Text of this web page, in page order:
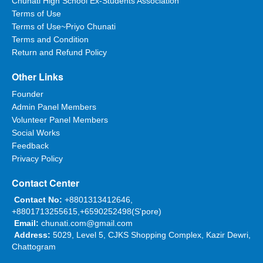
your the first post on the wall of Priyo Chunati
Forum.\n\nI also want to say thanks the designers of
chunati.com for creating such a forum through which we
are able to touch many of our legend,honoured persons.
Abdul alim
Date:01/11/2017 16:57:17
আলহামদুলিল্লাহ,আগামী শনিবার ৪ ঠা নভেম্বর,২০১৭ চুনতি উচ্চ বিদ্যালয়,ব্যাচ
৯৭ এর থেকে গরীব ও মেধাবী এস,এস,সি পরীক্ষার্থীদের ফর্মফিলাপের কার্যক্রম
সফলভাবে সমপন্ন করার কাজ আনোয়ার কামাল,সম্মানিত জেলা পরিষদ সদস্যর
Hafekz ahmed sayed
Date:01/11/2017 17:06:07
Terms of Use
Terms of Use~Priyo Chunati
Terms and Condition
Return and Refund Policy
Other Links
Founder
Admin Panel Members
Volunteer Panel Members
Social Works
Feedback
Privacy Policy
Contact Center
Contact No: +8801313412646,
+8801713255615,+6590252498(S'pore)
Email: chunati.com@gmail.com
Address: 5029, Level 5, CJKS Shopping Complex, Kazir Dewri,
Chattogram